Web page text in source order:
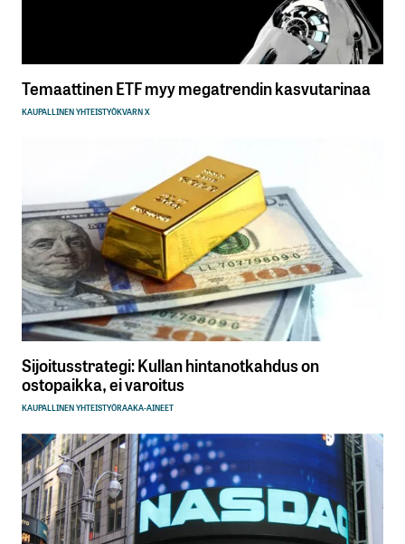
Temaattinen ETF myy megatrendin kasvutarinaa
KAUPALLINEN YHTEISTYÖKVARN X
Sijoitusstrategi: Kullan hintanotkahdus on
ostopaikka, ei varoitus
KAUPALLINEN YHTEISTYÖRAAKA-AINEET